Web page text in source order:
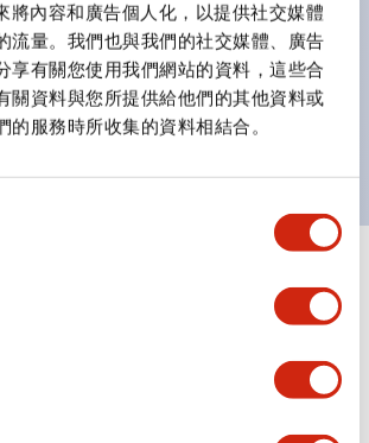
將內容和廣告個人化，以提供社交媒體
流量。我們也與我們的社交媒體、廣告
享有關您使用我們網站的資料，這些合
關資料與您所提供給他們的其他資料或
的服務時所收集的資料相結合。
頭形指示燈的亮燈/熄燈狀態，以及點
。
安全色規範：在危險或緊急狀況下，
鮮明，便於更多人識別。
顯示全部+